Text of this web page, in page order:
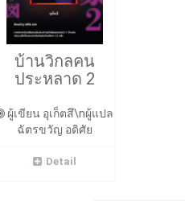
บ้านวิกลคน
ประหลาด 2
ผู้เขียน อุเก็ตสึ\nผู้แปล
ฉัตรขวัญ อดิศัย
Detail